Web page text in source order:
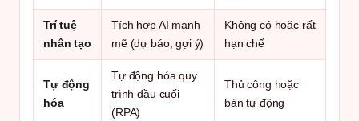
Trí tuệ
nhân tạo
Tích hợp AI mạnh
mẽ (dự báo, gợi ý)
Không có hoặc rất
hạn chế
Tự động
hóa
Tự động hóa quy
trình đầu cuối
(RPA)
Thủ công hoặc
bán tự động